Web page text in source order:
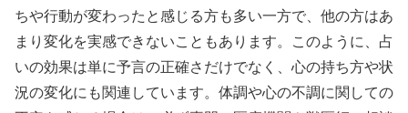
ちや行動が変わったと感じる方も多い一方で、他の方はあ
まり変化を実感できないこともあります。このように、占
いの効果は単に予言の正確さだけでなく、心の持ち方や状
況の変化にも関連しています。体調や心の不調に関しての